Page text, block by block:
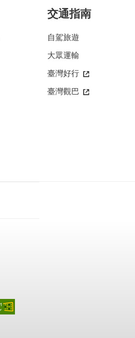
交通指南
自駕旅遊
大眾運輸
臺灣好行
臺灣觀巴